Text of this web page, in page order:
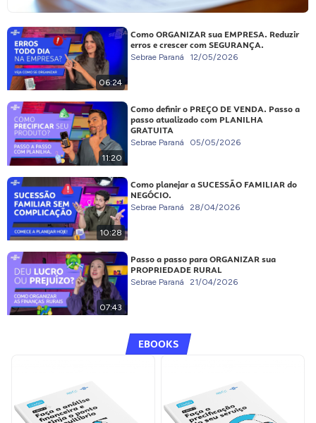
06:24
Como ORGANIZAR sua EMPRESA. Reduzir
erros e crescer com SEGURANÇA.
Sebrae Paraná 12/05/2026
11:20
Como definir o PREÇO DE VENDA. Passo a
passo atualizado com PLANILHA
GRATUITA
Sebrae Paraná 05/05/2026
10:28
Como planejar a SUCESSÃO FAMILIAR do
NEGÓCIO.
Sebrae Paraná 28/04/2026
07:43
Passo a passo para ORGANIZAR sua
PROPRIEDADE RURAL
Sebrae Paraná 21/04/2026
EBOOKS